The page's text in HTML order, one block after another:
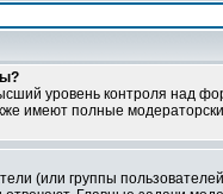
уровень контроля над
имеют полные
(или группы